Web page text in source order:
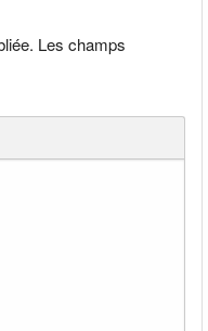
Les champs